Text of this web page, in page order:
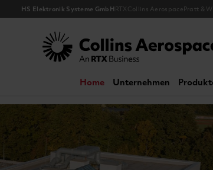
Collins Aerospace
Home Unternehmen
HS Elektronik Systeme GmbHRTX Collins AerospacePratt &